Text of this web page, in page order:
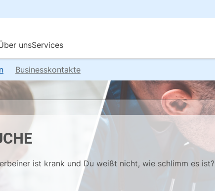
Businesskontakte
ist krank und Du weißt nicht, wie schlimm es ist?